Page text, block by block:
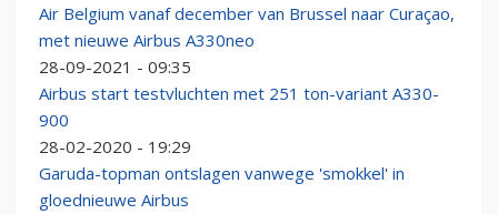
Air Belgium vanaf december van Brussel naar Curaçao,
met nieuwe Airbus A330neo
28-09-2021 - 09:35
Airbus start testvluchten met 251 ton-variant A330-
900
28-02-2020 - 19:29
Garuda-topman ontslagen vanwege 'smokkel' in
gloednieuwe Airbus